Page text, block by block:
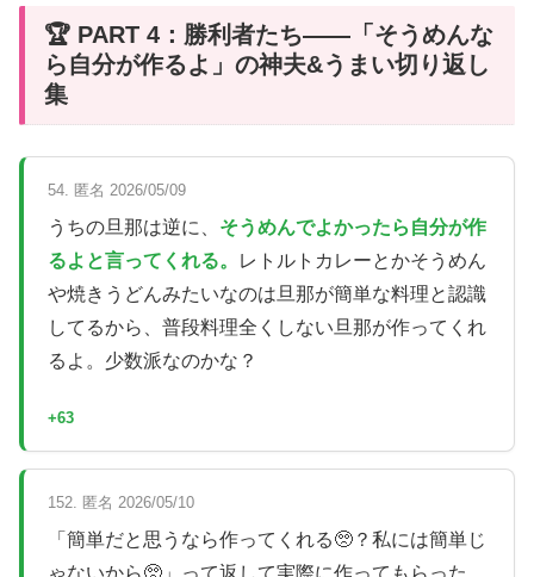
🏆 PART 4：勝利者たち——「そうめんな
ら自分が作るよ」の神夫&うまい切り返し
集
54. 匿名 2026/05/09
うちの旦那は逆に、 そうめんでよかったら自分が作
るよと言ってくれる。
レトルトカレーとかそうめん
や焼きうどんみたいなのは旦那が簡単な料理と認識
してるから、普段料理全くしない旦那が作ってくれ
るよ。少数派なのかな？
+63
152. 匿名 2026/05/10
「簡単だと思うなら作ってくれる🥺？私には簡単じ
ゃないから🥺」って返して実際に作ってもらった